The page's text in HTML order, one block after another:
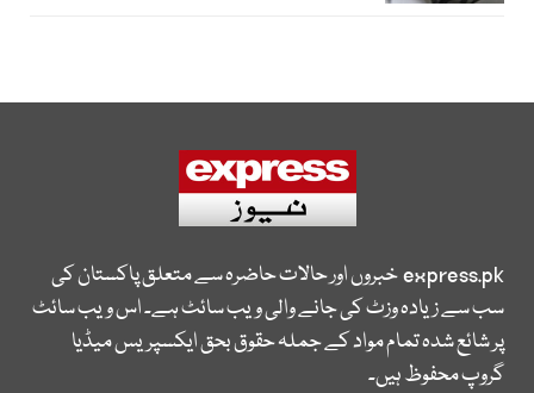
express.pkخبروں اور حالات حاضرہ سے متعلق پاکستان کی
سب سے زیادہ وزٹ کی جانے والی ویب سائٹ ہے۔ اس ویب سائٹ
پر شائع شدہ تمام مواد کے جملہ حقوق بحق ایکسپریس میڈیا
گروپ محفوظ ہیں۔